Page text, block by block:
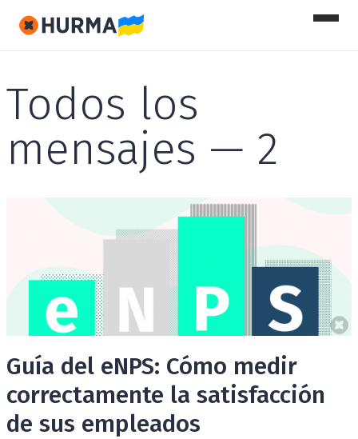
Todos los
mensajes — 2
Guía del eNPS: Cómo medir
correctamente la satisfacción
de sus empleados